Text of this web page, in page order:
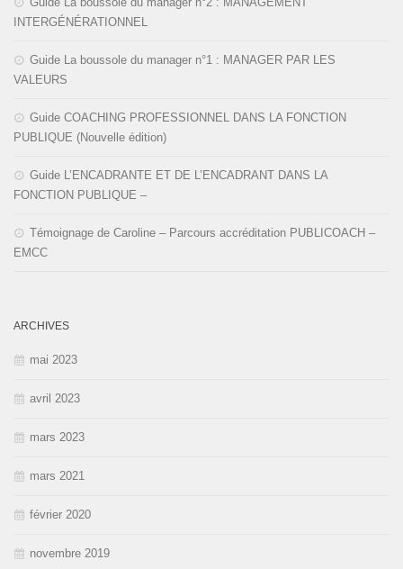
INTERGÉNÉRATIONNEL
Guide La boussole du manager n°1 : MANAGER PAR LES
VALEURS
Guide COACHING PROFESSIONNEL DANS LA FONCTION
PUBLIQUE (Nouvelle édition)
Guide L’ENCADRANTE ET DE L’ENCADRANT DANS LA
FONCTION PUBLIQUE –
Témoignage de Caroline – Parcours accréditation PUBLICOACH –
EMCC
ARCHIVES
mai 2023
avril 2023
mars 2023
mars 2021
février 2020
novembre 2019